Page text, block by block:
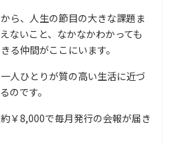
ら、人生の節目の大きな課題ま
ないこと、なかなかわかっても
る仲間がここにいます。
人ひとりが質の高い生活に近づ
のです。
￥8,000で毎月発行の会報が届き